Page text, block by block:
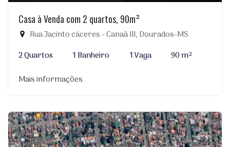
Casa à Venda com 2 quartos, 90m²
Rua Jacinto cáceres - Canaã III, Dourados-MS
2 Quartos
1 Banheiro 1 Vaga
90 m²
Mais informações